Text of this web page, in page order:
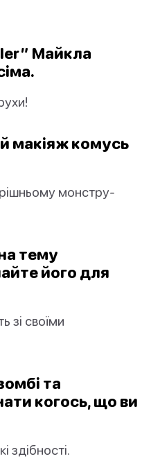
Майкла
макіяж комусь
монстру-
тему
його для
зі своїми
та
когось, що ви
здібності.